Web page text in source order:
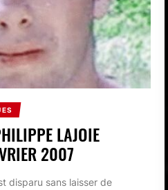
LAJOIE
2007
disparu sans laisser de